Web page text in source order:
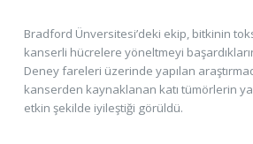
Bradford Ünversitesi’deki ekip, bitkinin
kanserli hücrelere yöneltmeyi
Deney fareleri üzerinde yapılan
kanserden kaynaklanan katı tümörlerin
etkin şekilde iyileştiği görüldü.